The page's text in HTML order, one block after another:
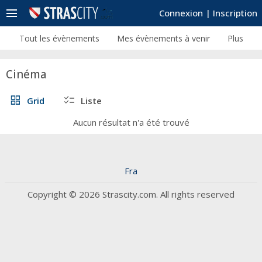
Connexion | Inscription
menu
Tout les évènements Mes évènements à venir Plus
Cinéma
grid_view Grid checklist Liste
Aucun résultat n'a été trouvé
Fra
Copyright © 2026 Strascity.com. All rights reserved